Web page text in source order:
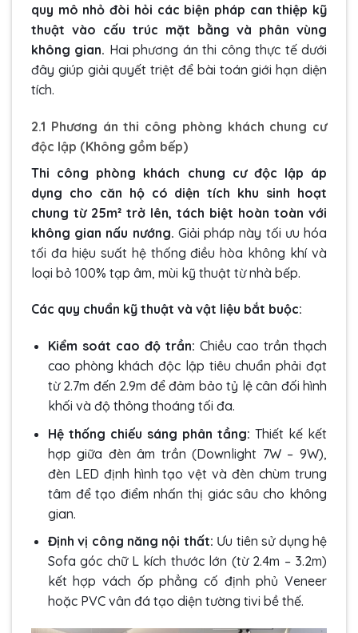
quy mô nhỏ đòi hỏi các biện pháp can thiệp kỹ
thuật vào cấu trúc mặt bằng và phân vùng
không gian. Hai phương án thi công thực tế dưới
đây giúp giải quyết triệt để bài toán giới hạn diện
tích.
2.1 Phương án thi công phòng khách chung cư
độc lập (Không gồm bếp)
Thi công phòng khách chung cư độc lập áp
dụng cho căn hộ có diện tích khu sinh hoạt
chung từ 25m² trở lên, tách biệt hoàn toàn với
không gian nấu nướng. Giải pháp này tối ưu hóa
tối đa hiệu suất hệ thống điều hòa không khí và
loại bỏ 100% tạp âm, mùi kỹ thuật từ nhà bếp.
Các quy chuẩn kỹ thuật và vật liệu bắt buộc:
Kiểm soát cao độ trần: Chiều cao trần thạch
cao phòng khách độc lập tiêu chuẩn phải đạt
từ 2.7m đến 2.9m để đảm bảo tỷ lệ cân đối hình
khối và độ thông thoáng tối đa.
Hệ thống chiếu sáng phân tầng: Thiết kế kết
hợp giữa đèn âm trần (Downlight 7W – 9W),
đèn LED định hình tạo vệt và đèn chùm trung
tâm để tạo điểm nhấn thị giác sâu cho không
gian.
Định vị công năng nội thất: Ưu tiên sử dụng hệ
Sofa góc chữ L kích thước lớn (từ 2.4m – 3.2m)
kết hợp vách ốp phẳng cố định phủ Veneer
hoặc PVC vân đá tạo diện tường tivi bề thế.